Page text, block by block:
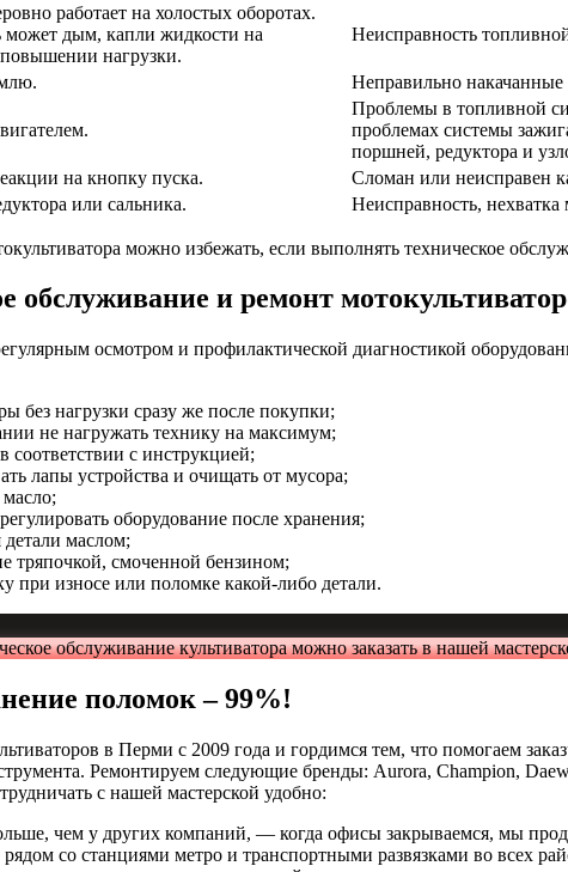
работает на холостых оборотах.
может дым, капли жидкости на
нагрузки.
Неисправность
Неправильно
Проблемы в топливной
проблемах системы
поршней, редуктора и
на кнопку пуска.
Сломан или неисправен
или сальника.
Неисправность, нехватка
можно избежать, если выполнять техническое
обслуживание и ремонт
осмотром и профилактической диагностикой
без нагрузки сразу же после покупки;
не нагружать технику на максимум;
соответствии с инструкцией;
лапы устройства и очищать от мусора;
оборудование после хранения;
маслом;
тряпочкой, смоченной бензином;
при износе или поломке какой-либо детали.
обслуживание культиватора можно заказать в нашей
поломок – 99%!
в Перми с 2009 года и гордимся тем, что помогаем
Ремонтируем следующие бренды: Aurora, Champion,
с нашей мастерской удобно:
чем у других компаний, — когда офисы закрываемся, мы
со станциями метро и транспортными развязками во всех